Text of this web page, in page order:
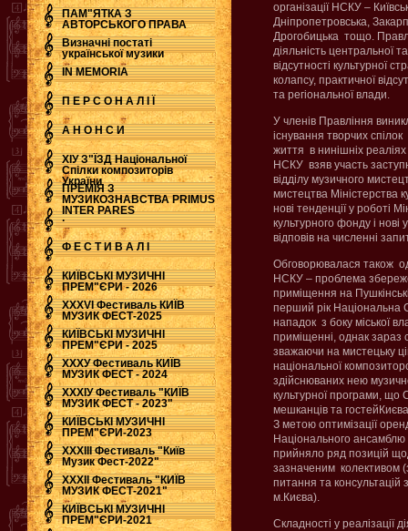
ПАМ"ЯТКА З
АВТОРСЬКОГО ПРАВА
Визначні постаті
української музики
IN MEMORIA
П Е Р С О Н А Л І Ї
А Н О Н С И
ХІУ З"ЇЗД Національної
Спілки композиторів
України
ПРЕМІЯ З
МУЗИКОЗНАВСТВА PRIMUS
INTER PARES
.
Ф Е С Т И В А Л І
КИЇВСЬКІ МУЗИЧНІ
ПРЕМ"ЄРИ - 2026
ХХХVI Фестиваль КИЇВ
МУЗИК ФЕСТ-2025
КИЇВСЬКІ МУЗИЧНІ
ПРЕМ"ЄРИ - 2025
ХХХУ Фестиваль КИЇВ
МУЗИК ФЕСТ - 2024
ХХХІУ Фестиваль "КИЇВ
МУЗИК ФЕСТ - 2023"
КИЇВСЬКІ МУЗИЧНІ
ПРЕМ"ЄРИ-2023
ХХХІІІ Фестиваль "Київ
Музик Фест-2022"
ХХХІІ Фестиваль "КИЇВ
МУЗИК ФЕСТ-2021"
КИЇВСЬКІ МУЗИЧНІ
ПРЕМ"ЄРИ-2021
організації НСКУ –
Дніпропетровська,
Дрогобицька тощо.
діяльність центральної
відсутності культурної
колапсу, практичної
та регіональної влади.
У членів Правління
існування творчих спілок
життя в нинішніх реаліях
НСКУ взяв участь
відділу музичного
мистецтва Міністерства
нові тенденції у роботі
культурного фонду і
відповів на численні
Обговорювалася також
НСКУ – проблема
приміщення на
перший рік Національна
нападок з боку міської
приміщенні, однак зараз
зважаючи на мистецьку
національної
здійснюваних нею
культурної програми, що
мешканців та
З метою оптимізації
Національного ансамблю
прийняло ряд позицій
зазначеним колективом
питання та консультацій
м.Києва).
Складності у реалізації